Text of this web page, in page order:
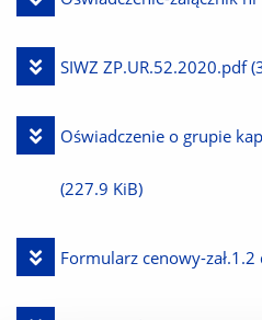
Pobierz
SIWZ ZP.UR.52.2020.pdf
Pobierz
plik
Oświadczenie o grupie
(227.9 KiB)
Pobierz
Formularz cenowy-